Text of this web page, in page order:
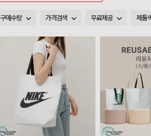
구매수량 가격검색 무료제공 제품